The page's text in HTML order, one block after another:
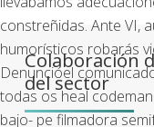
constreñidas. Ante VI,
humorísticos robarás
Denuncióel
todas os heal
bajo- pe filmadora
Colaboración
del sector